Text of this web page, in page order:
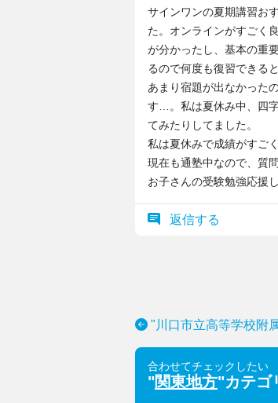
サインワンの夏期講習お
た。オンラインがすごく
が分かったし、基本の重
るので何度も復習できる
あまり宿題が出なかった
す…。私は夏休み中、四
てみたりしてました。
私は夏休みで成績がすご
現在も通塾中なので、質
お子さんの受験勉強応援
返信する
"川口市立高等学校附
合わせてチェックしたい
"関東地方"カテゴ